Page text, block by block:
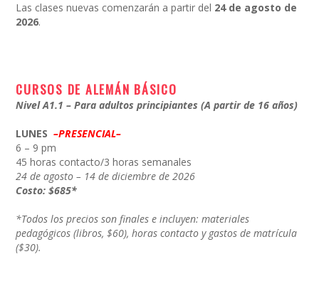
Las clases nuevas comenzarán a partir del 24 de agosto de
2026.
CURSOS DE ALEMÁN BÁSICO
Nivel A1.1 – Para adultos principiantes (A partir de 16 años)
LUNES–PRESENCIAL–
6 – 9 pm
45 horas contacto/3 horas semanales
24 de agosto – 14 de diciembre de 2026
Costo: $685*
*Todos los precios son finales e incluyen: materiales
pedagógicos (libros, $60), horas contacto y gastos de matrícula
($30).